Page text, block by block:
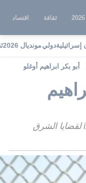
ثقافة اقتصاد
دوليمونديال 2026
أبو بكر ابراهيم أوغلو
مراسل i24NEWS لقضايا الشرق